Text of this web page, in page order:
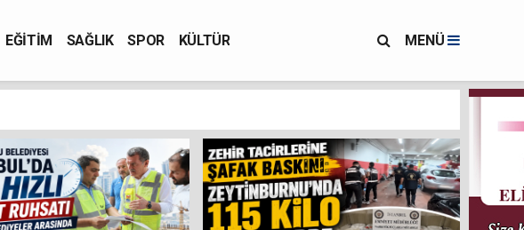
EĞİTİM SAĞLIK SPOR KÜLTÜR MENÜ